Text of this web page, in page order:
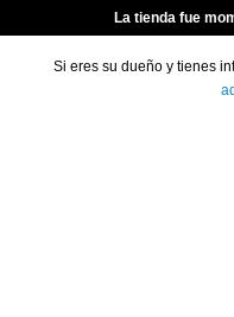
La tienda fue
Si eres su dueño y tienes